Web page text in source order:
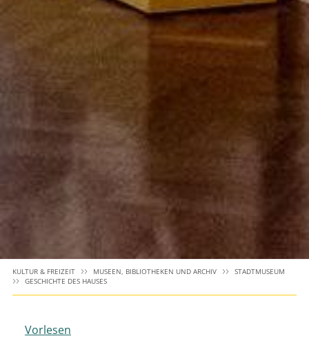
KULTUR & FREIZEIT MUSEEN, BIBLIOTHEKEN UND ARCHIV
STADTMUSEUM
GESCHICHTE DES HAUSES
Vorlesen